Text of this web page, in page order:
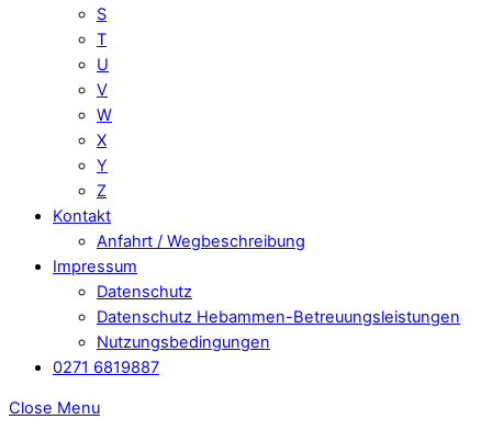
S
T
U
V
W
X
Y
Z
Kontakt
Anfahrt / Wegbeschreibung
Impressum
Datenschutz
Datenschutz Hebammen-Betreuungsleistungen
Nutzungsbedingungen
0271 6819887
Close Menu